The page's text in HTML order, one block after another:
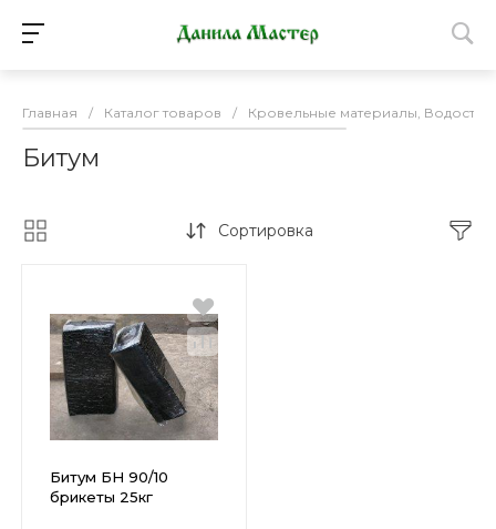
Главная / Каталог товаров / Кровельные материалы,
Битум
Сортировка
Битум БН 90/10
брикеты 25кг